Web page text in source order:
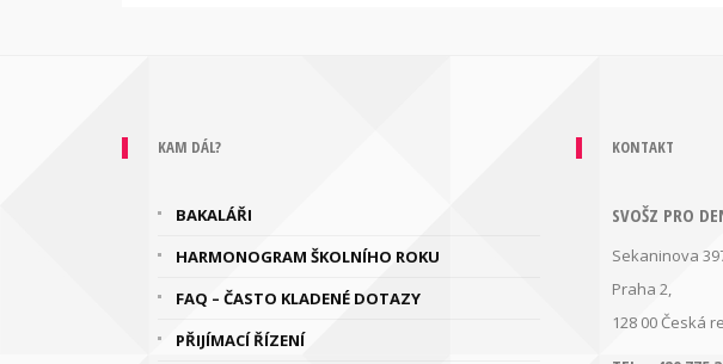
KAM DÁL?
BAKALÁŘI
HARMONOGRAM ŠKOLNÍHO ROKU
FAQ – ČASTO KLADENÉ DOTAZY
PŘIJÍMACÍ ŘÍZENÍ
KONTAKT
SVOŠZ PRO
Sekaninova
Praha 2,
128 00Česká